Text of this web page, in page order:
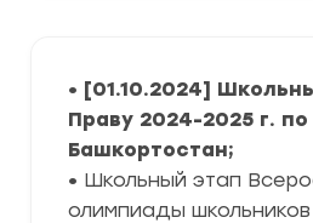
• [01.10.2024]
Праву 2024-2025 г.
Башкортостан;
• Школьный этап
олимпиады